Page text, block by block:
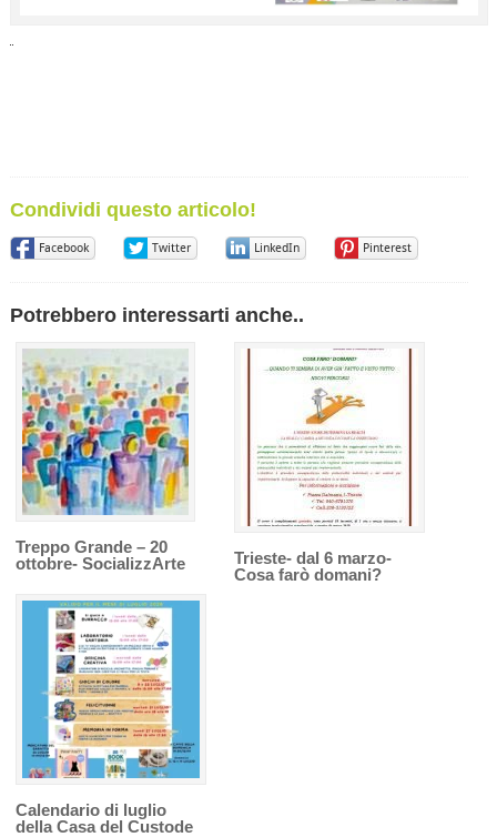
Condividi questo articolo!
Facebook Twitter LinkedIn Pinterest
Potrebbero interessarti anche..
Treppo Grande – 20
ottobre- SocializzArte
Trieste- dal 6 marzo-
Cosa farò domani?
Calendario di luglio
della Casa del Custode